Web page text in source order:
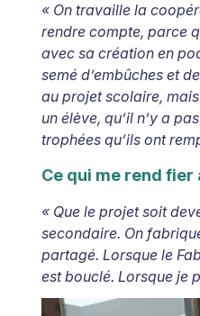
« On travaille la
rendre compte, parce
avec sa création en
semé d’embûches et
au projet scolaire,
un élève, qu’il n’y a
trophées qu’ils ont
Ce qui me rend fier
« Que le projet soit
secondaire. On
partagé. Lorsque le
est bouclé. Lorsque je